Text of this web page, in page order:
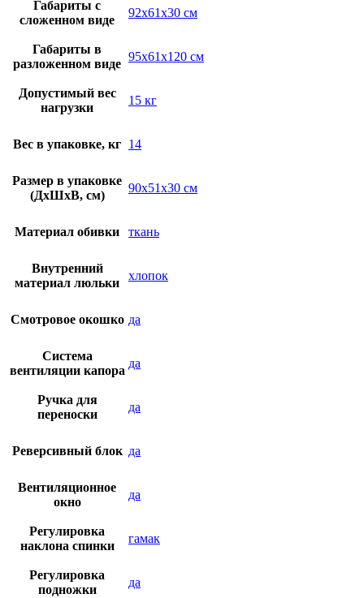
Габариты с
сложенном виде
92х61х30 см
Габариты в
разложенном виде
95х61х120 см
Допустимый вес
нагрузки
15 кг
Вес в упаковке, кг 14
Размер в упаковке
(ДхШхВ, см)
90х51х30 см
Материал обивки ткань
Внутренний
материал люльки
хлопок
Смотровое окошко да
Система
вентиляции капора
да
Ручка для
переноски
да
Реверсивный блок да
Вентиляционное
окно
да
Регулировка
наклона спинки
гамак
Регулировка
подножки
да